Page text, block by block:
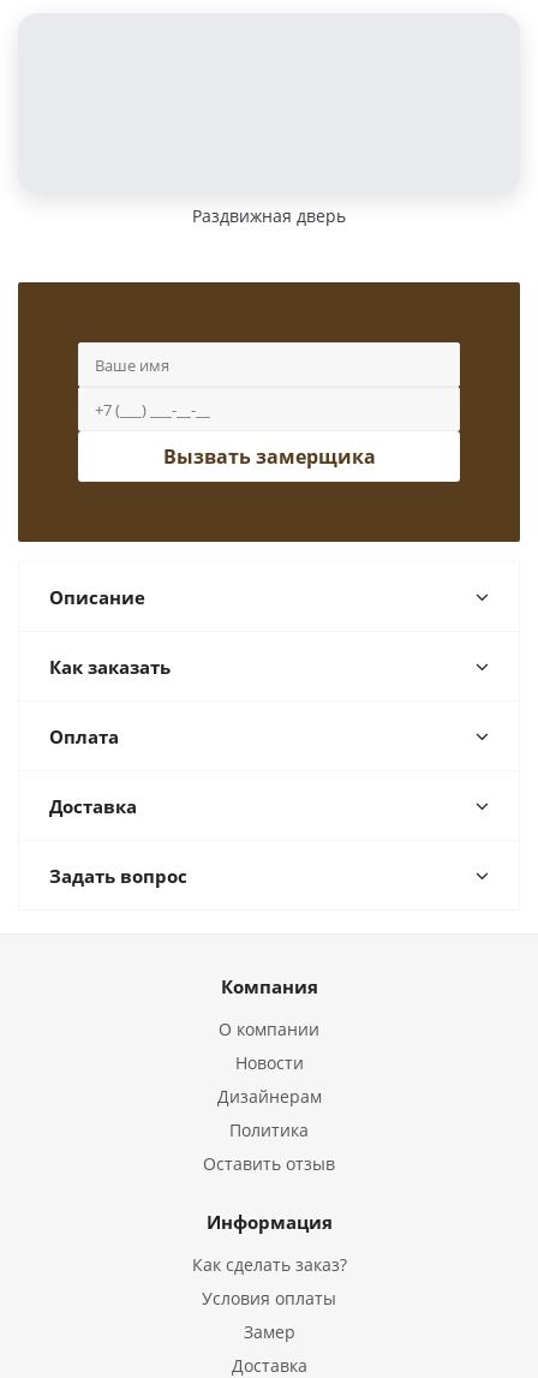
Раздвижная дверь
Вызвать замерщика
Описание
Как заказать
Оплата
Доставка
Задать вопрос
Компания
О компании
Новости
Дизайнерам
Политика
Оставить отзыв
Информация
Как сделать заказ?
Условия оплаты
Замер
Доставка